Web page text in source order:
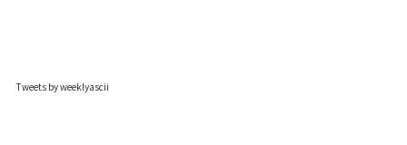
Tweets by weeklyascii